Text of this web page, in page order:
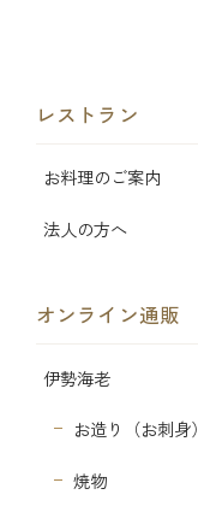
レストラン
お料理のご案内
法人の方へ
オンライン通販
伊勢海老
お造り（お刺身）
焼物